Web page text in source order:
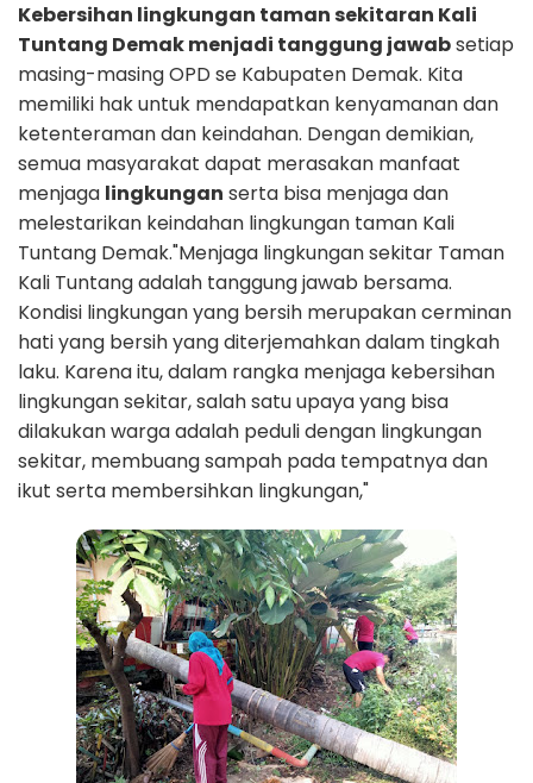
Kebersihan lingkungan taman sekitaran Kali
Tuntang Demak menjadi tanggung jawabsetiap
masing-masing OPD se Kabupaten Demak. Kita
memiliki hak untuk mendapatkan kenyamanan dan
ketenteraman dan keindahan. Dengan demikian,
semua masyarakat dapat merasakan manfaat
menjaga lingkungan serta bisa menjaga dan
melestarikan keindahan lingkungan taman Kali
Tuntang Demak."Menjaga lingkungan sekitar Taman
Kali Tuntang adalah tanggung jawab bersama.
Kondisi lingkungan yang bersih merupakan cerminan
hati yang bersih yang diterjemahkan dalam tingkah
laku. Karena itu, dalam rangka menjaga kebersihan
lingkungan sekitar, salah satu upaya yang bisa
dilakukan warga adalah peduli dengan lingkungan
sekitar, membuang sampah pada tempatnya dan
ikut serta membersihkan lingkungan,"